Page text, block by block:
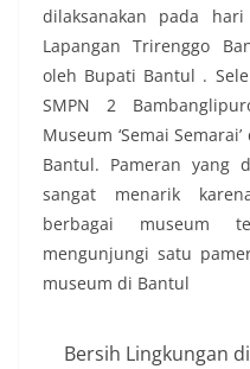
dilaksanakan pada
Lapangan Trirenggo
oleh Bupati Bantul .
SMPN 2
Museum ‘Semai
Bantul. Pameran yang
sangat menarik
berbagai museum
mengunjungi satu
museum di Bantul
Bersih Lingkungan